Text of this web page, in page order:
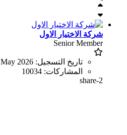
شركة الاختيار الاول
Senior Member
تاريخ التسجيل: May 2026
المشاركات: 10034
share-2